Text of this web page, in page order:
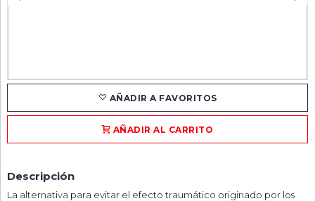
AÑADIR A FAVORITOS
AÑADIR AL CARRITO
Descripción
La alternativa para evitar el efecto traumático originado por los